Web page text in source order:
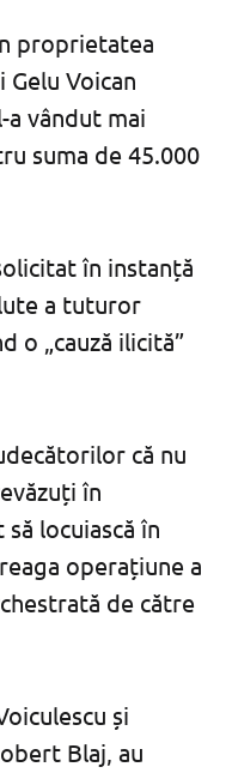
proprietatea
Gelu Voican
a vândut mai
suma de 45.000
în instanță
a tuturor
o „cauză ilicită”
că nu
în
locuiască în
operațiune a
de către
și
Blaj, au